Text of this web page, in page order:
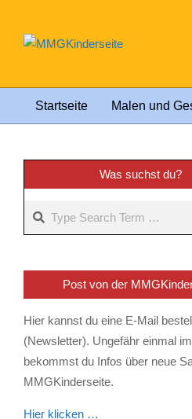
content
Primary
Startseite Malen und
Was suchst du?
Search
Post von der
Hier kannst du eine E-Mail
(Newsletter). Ungefähr einmal
bekommst du Infos über neue
MMGKinderseite.
Hier klicken …